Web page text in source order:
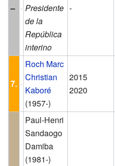
–
Presidente
de la
República
interino
-
7.
Roch Marc
Christian
Kaboré
(1957-)
2015
2020
Paul-Henri
Sandaogo
Damiba
(1981-)